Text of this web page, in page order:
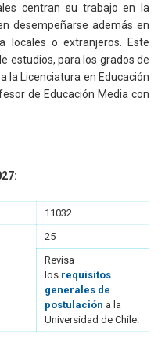
centran su trabajo en la
desempeñarse además en
locales o extranjeros. Este
estudios, para los grados de
la Licenciatura en Educación
de Educación Media con
11032
25
Revisa
los requisitos
generales de
postulación a la
Universidad de Chile.